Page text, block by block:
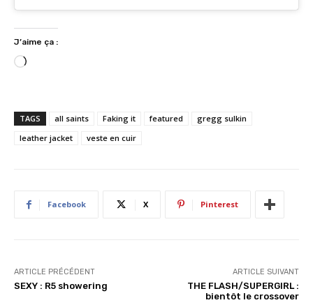
J’aime ça :
C
r
g
e
t
TAGS all saints Faking it featured
gregg sulkin
leather jacket
veste en cuir
Facebook X Pinterest
ARTICLE PRÉCÉDENT
SEXY : R5 showering
ARTICLE SUIVANT
THE FLASH/SUPERGIRL :
bientôt le crossover